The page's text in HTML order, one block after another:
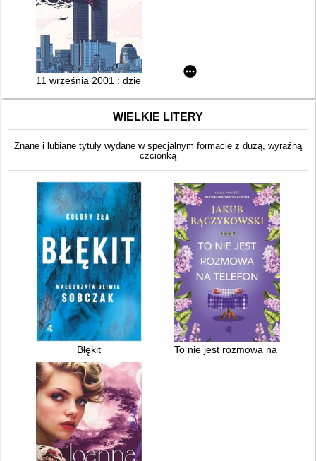
11 września 2001 : dzień, w którym runął świat
WIELKIE LITERY
Znane i lubiane tytuły wydane w specjalnym formacie z dużą, wyraźną
czcionką
Błękit To nie jest rozmowa na telefon